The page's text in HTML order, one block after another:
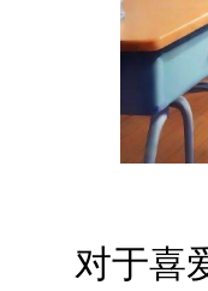
对于喜爱